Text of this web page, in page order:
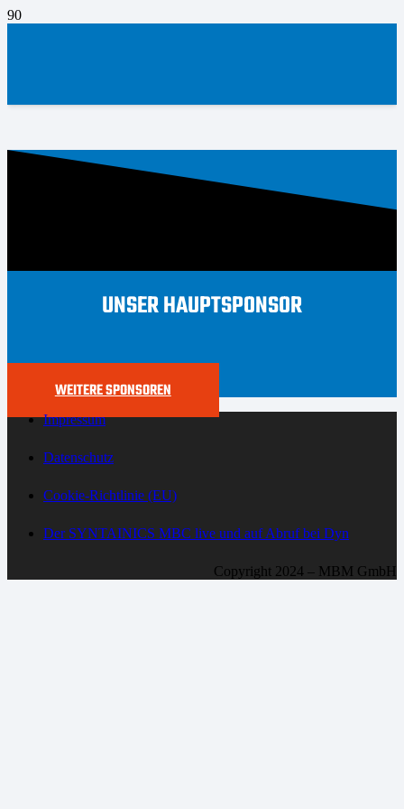
UNSER HAUPTSPONSOR
WEITERE SPONSOREN
Impressum
Datenschutz
Cookie-Richtlinie (EU)
Der SYNTAINICS MBC live und auf Abruf bei Dyn
Copyright 2024 – MBM GmbH